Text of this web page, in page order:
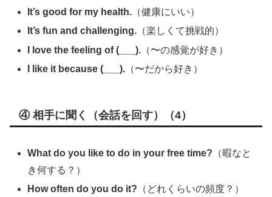
It’s good for my health. （健康にいい）
It’s fun and challenging. （楽しくて挑戦的）
I love the feeling of (___). （〜の感覚が好き）
I like it because (___). （〜だから好き）
④ 相手に聞く（会話を回す）（4）
What do you like to do in your free time? （暇なと
き何する？）
How often do you do it? （どれくらいの頻度？）